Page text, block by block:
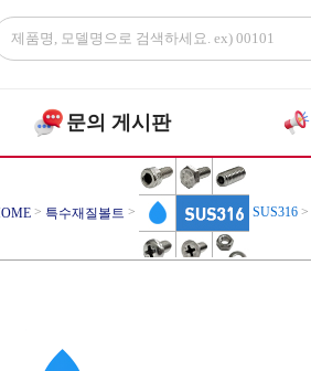
문의 게시판
> 특수재질볼트 > SUS316 >